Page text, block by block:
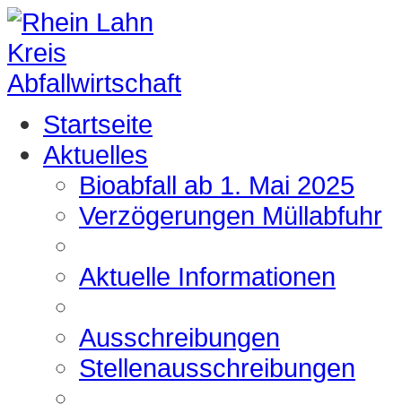
Startseite
Aktuelles
Bioabfall ab 1. Mai 2025
Verzögerungen Müllabfuhr
Aktuelle Informationen
Ausschreibungen
Stellenausschreibungen